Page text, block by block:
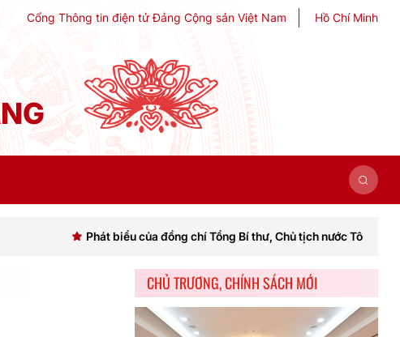
Cổng Thông tin điện tử Đảng Cộng sản Việt Nam Hồ Chí Minh
Phát biểu của đồng chí Tổng Bí thư, Chủ tịch nước Tô Lâm khai mạc
CHỦ TRƯƠNG, CHÍNH SÁCH MỚI